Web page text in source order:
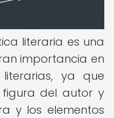
literaria es una
importancia en
ya que
del autor y
y los elementos